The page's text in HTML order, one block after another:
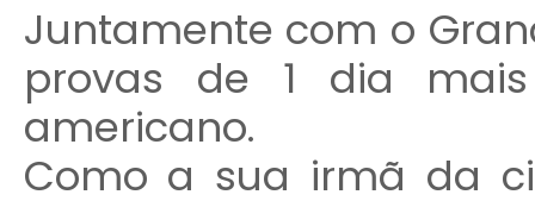
Juntamente com o
provas de 1 dia
americano.
Como a sua irmã da